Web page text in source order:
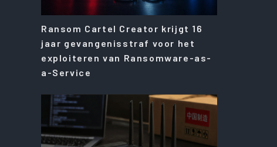
Ransom Cartel Creator krijgt 16
jaar gevangenisstraf voor het
exploiteren van Ransomware-as-
a-Service